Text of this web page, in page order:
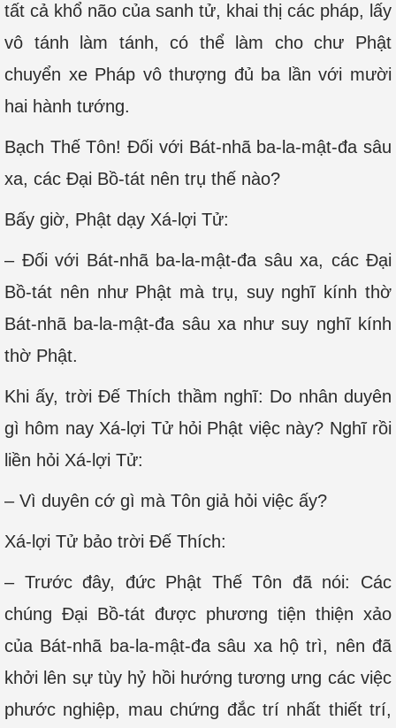
tất cả khổ não của sanh tử, khai thị các pháp, lấy
vô tánh làm tánh, có thể làm cho chư Phật
chuyển xe Pháp vô thượng đủ ba lần với mười
hai hành tướng.
Bạch Thế Tôn! Đối với Bát-nhã ba-la-mật-đa sâu
xa, các Đại Bồ-tát nên trụ thế nào?
Bấy giờ, Phật dạy Xá-lợi Tử:
– Đối với Bát-nhã ba-la-mật-đa sâu xa, các Đại
Bồ-tát nên như Phật mà trụ, suy nghĩ kính thờ
Bát-nhã ba-la-mật-đa sâu xa như suy nghĩ kính
thờ Phật.
Khi ấy, trời Đế Thích thầm nghĩ: Do nhân duyên
gì hôm nay Xá-lợi Tử hỏi Phật việc này? Nghĩ rồi
liền hỏi Xá-lợi Tử:
– Vì duyên cớ gì mà Tôn giả hỏi việc ấy?
Xá-lợi Tử bảo trời Đế Thích:
– Trước đây, đức Phật Thế Tôn đã nói: Các
chúng Đại Bồ-tát được phương tiện thiện xảo
của Bát-nhã ba-la-mật-đa sâu xa hộ trì, nên đã
khởi lên sự tùy hỷ hồi hướng tương ưng các việc
phước nghiệp, mau chứng đắc trí nhất thiết trí,